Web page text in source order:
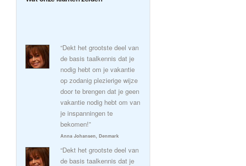
“Dekt het grootste deel van
de basis taalkennis dat je
nodig hebt om je vakantie
op zodanig plezierige wijze
door te brengen dat je geen
vakantie nodig hebt om van
je inspanningen te
bekomen!”
Anna Johansen, Denmark
“Dekt het grootste deel van
de basis taalkennis dat je